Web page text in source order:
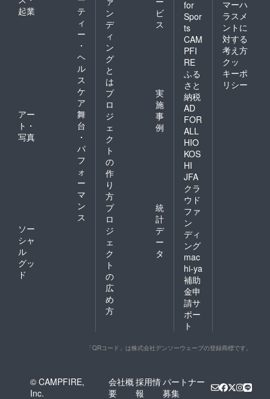
起業
テ
ィ
ー
・
ヘ
ル
ス
ケ
ア
アー
ト・
写真
舞
台
・
パ
フ
ォ
ー
マ
ン
ス
ソー
シャ
ル
グッ
ド
ン
デ
ィ
ン
グ
と
は
ビ
ス
プ
ロ
ジ
ェ
ク
ト
の
作
り
方
実
施
事
例
プ
ロ
ジ
ェ
ク
ト
の
広
め
方
統
計
デ
ー
タ
for
Spor
ts
CAM
PFI
RE
ふる
さと
納税
AD
FOR
ALL
HIO
KOS
HI
JFA
クラ
ウド
ファ
ン
ディ
ング
mac
hi-ya
補助
金申
請サ
ポー
ト
マーハ
ラスメ
ントに
対する
考え方
クッ
キーポ
リシー
「QRコード」は株式会社デンソーウェーブの登録商標です。
© CAMPFIRE,
Inc.
会社概
要
採用情
報
パートナー
募集